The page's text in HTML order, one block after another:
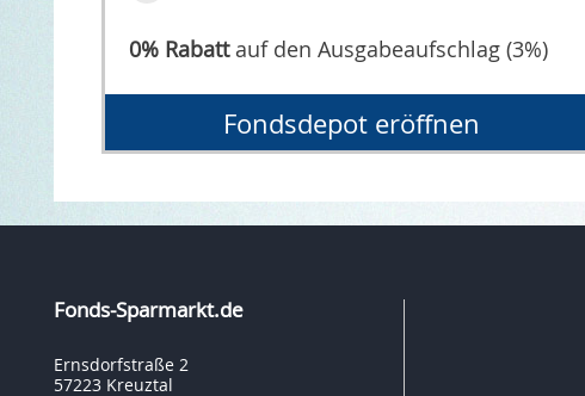
0% Rabattauf den Ausgabeaufschlag (3%)
Fondsdepot eröffnen
Fonds-Sparmarkt.de
Ernsdorfstraße 2
57223 Kreuztal